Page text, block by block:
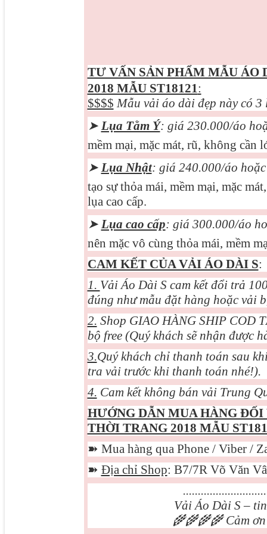
TƯ VẤN SẢN PHẨM MẪU ÁO
2018 MẪU ST18121 :
$$$$ Mẫu vải áo dài đẹp này có
➤ Lụa Tằm Ý: giá 230.000/áo
mềm mại, mặc mát, rũ, không cần
➤ Lụa Nhật: giá 240.000/áo
tạo sự thỏa mái, mềm mại, mặc
lụa cao cấp.
➤ Lụa cao cấp: giá 300.000/áo
nên mặc vô cùng thỏa mái, mềm
CAM KẾT CỦA VẢI ÁO DÀI S:
1. Vải Áo Dài S cam kết đổi trả
đúng như mẫu đặt hàng hoặc vải
2. Shop GIAO HÀNG SHIP COD
bộ free (Quý khách sẽ nhận được
3.Quý khách chỉ thanh toán sau
tra vải trước khi thanh toán nhé!).
4. Cam kết không bán vải Trung
HƯỚNG DẪN MUA HÀNG
THỜI TRANG 2018 MẪU
➽ Mua hàng qua Phone / Viber /
➽ Địa chỉ Shop: B7/7R Võ Văn
Vải Áo Dài S –
🌾🌾🌾🌾Cảm ơn